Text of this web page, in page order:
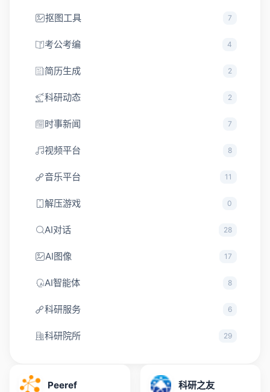
Peeref 科研之友
抠图工具 7
考公考编 4
简历生成 2
科研动态 2
时事新闻 7
视频平台 8
音乐平台 11
解压游戏 0
AI对话 28
AI图像 17
AI智能体 8
科研服务 6
科研院所 29